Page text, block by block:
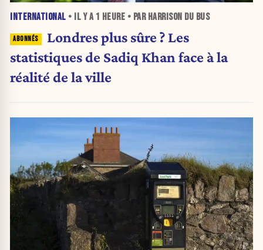
INTERNATIONAL • IL Y A 1 HEURE • PAR HARRISON DU BUS
Londres plus sûre ? Les
statistiques de Sadiq Khan face à la
réalité de la ville